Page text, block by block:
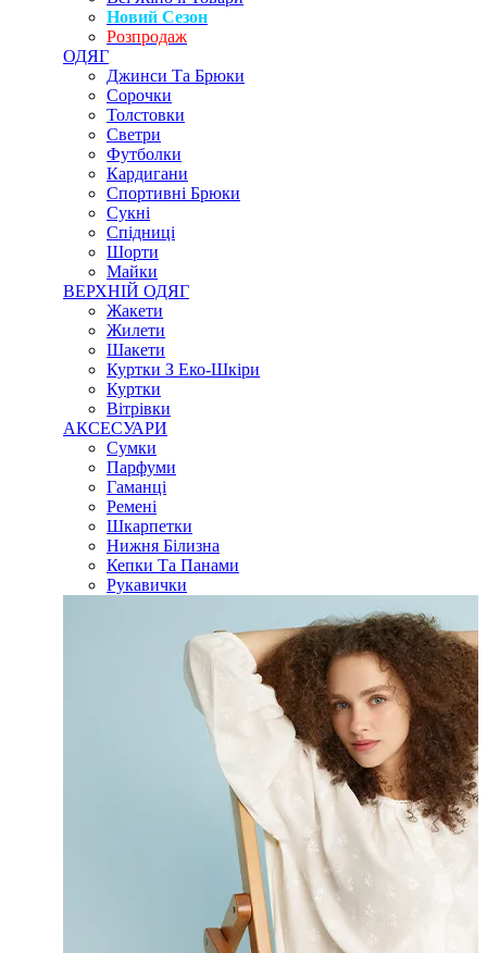
Новий Сезон
Розпродаж
ОДЯГ
Джинси Та Брюки
Сорочки
Толстовки
Светри
Футболки
Кардигани
Спортивні Брюки
Сукні
Спідниці
Шорти
Майки
ВЕРХНІЙ ОДЯГ
Жакети
Жилети
Шакети
Куртки З Еко-Шкіри
Куртки
Вітрівки
АКСЕСУАРИ
Сумки
Парфуми
Гаманці
Ремені
Шкарпетки
Нижня Білизна
Кепки Та Панами
Рукавички